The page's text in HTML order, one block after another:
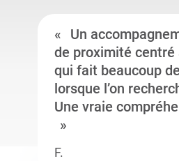
Un
de proximité centré
qui fait beaucoup
lorsque l’on
Une vraie
F.